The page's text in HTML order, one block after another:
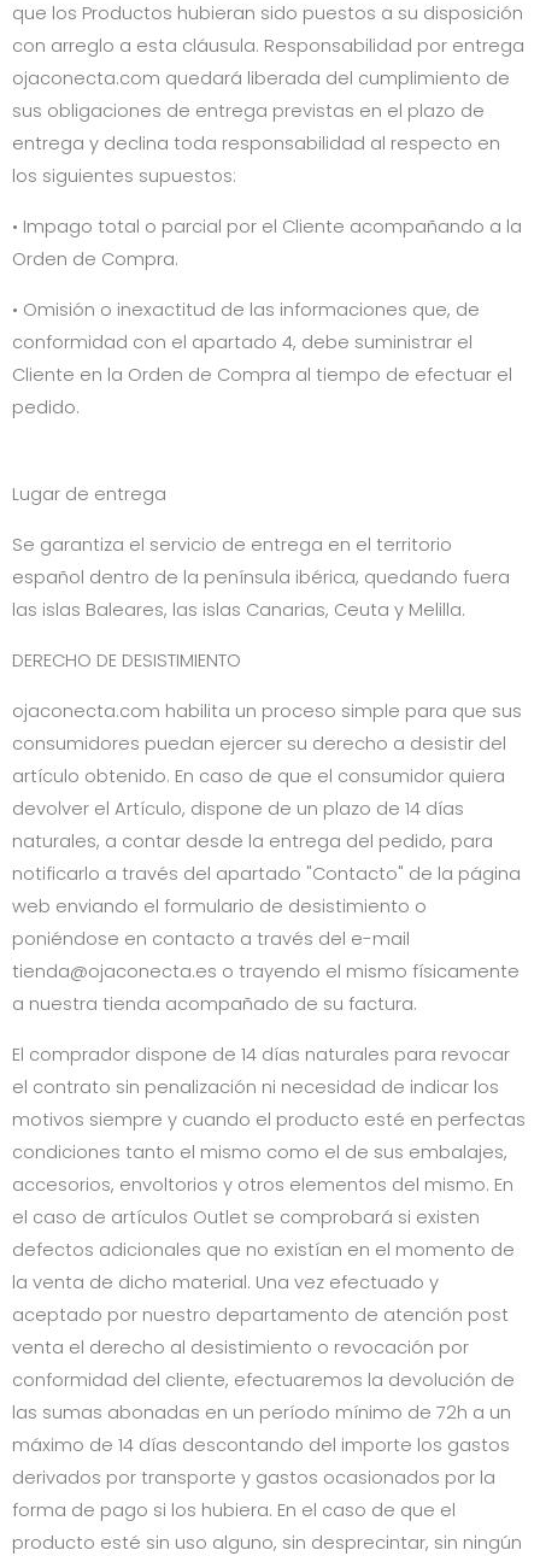
que los Productos hubieran sido puestos a su disposición
con arreglo a esta cláusula. Responsabilidad por entrega
ojaconecta.com quedará liberada del cumplimiento de
sus obligaciones de entrega previstas en el plazo de
entrega y declina toda responsabilidad al respecto en
los siguientes supuestos:
• Impago total o parcial por el Cliente acompañando a la
Orden de Compra.
• Omisión o inexactitud de las informaciones que, de
conformidad con el apartado 4, debe suministrar el
Cliente en la Orden de Compra al tiempo de efectuar el
pedido.
Lugar de entrega
Se garantiza el servicio de entrega en el territorio
español dentro de la península ibérica, quedando fuera
las islas Baleares, las islas Canarias, Ceuta y Melilla.
DERECHO DE DESISTIMIENTO
ojaconecta.com habilita un proceso simple para que sus
consumidores puedan ejercer su derecho a desistir del
artículo obtenido. En caso de que el consumidor quiera
devolver el Artículo, dispone de un plazo de 14 días
naturales, a contar desde la entrega del pedido, para
notificarlo a través del apartado "Contacto" de la página
web enviando el formulario de desistimiento o
poniéndose en contacto a través del e-mail
tienda@ojaconecta.es o trayendo el mismo físicamente
a nuestra tienda acompañado de su factura.
El comprador dispone de 14 días naturales para revocar
el contrato sin penalización ni necesidad de indicar los
motivos siempre y cuando el producto esté en perfectas
condiciones tanto el mismo como el de sus embalajes,
accesorios, envoltorios y otros elementos del mismo. En
el caso de artículos Outlet se comprobará si existen
defectos adicionales que no existían en el momento de
la venta de dicho material. Una vez efectuado y
aceptado por nuestro departamento de atención post
venta el derecho al desistimiento o revocación por
conformidad del cliente, efectuaremos la devolución de
las sumas abonadas en un período mínimo de 72h a un
máximo de 14 días descontando del importe los gastos
derivados por transporte y gastos ocasionados por la
forma de pago si los hubiera. En el caso de que el
producto esté sin uso alguno, sin desprecintar, sin ningún